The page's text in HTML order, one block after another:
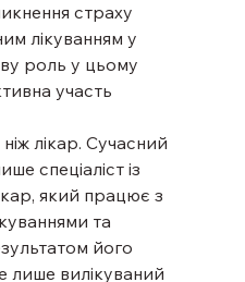
страху
лікуванням у
роль у цьому
участь
лікар. Сучасний
спеціаліст із
який працює з
та
його
лише вилікуваний